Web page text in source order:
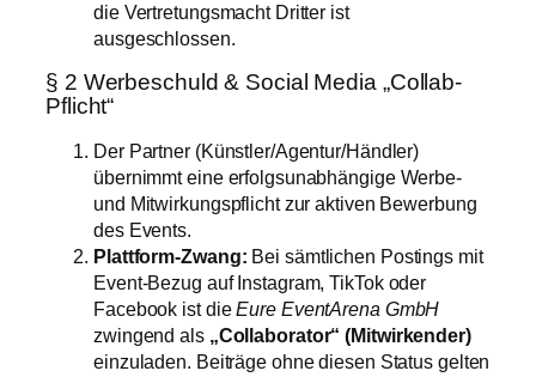
die Vertretungsmacht Dritter ist
ausgeschlossen.
§ 2 Werbeschuld & Social Media „Collab-
Pflicht“
Der Partner (Künstler/Agentur/Händler)
übernimmt eine erfolgsunabhängige Werbe-
und Mitwirkungspflicht zur aktiven Bewerbung
des Events.
Plattform-Zwang: Bei sämtlichen Postings mit
Event-Bezug auf Instagram, TikTok oder
Facebook ist dieEure EventArena GmbH
zwingend als „Collaborator“ (Mitwirkender)
einzuladen. Beiträge ohne diesen Status gelten